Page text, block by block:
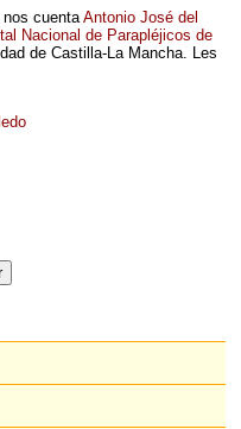
cuenta Antonio José del
Nacional de Parapléjicos de
de Castilla-La Mancha. Les